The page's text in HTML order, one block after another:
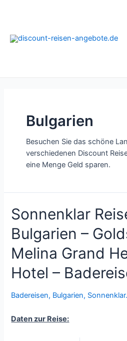
Bulgarien
Besuchen Sie das schöne
verschiedenen Discount
eine Menge Geld sparen.
Sonnenklar
Bulgarien –
Melina Grand
Hotel –
Badereisen, Bulgarien,
Daten zur Reise: